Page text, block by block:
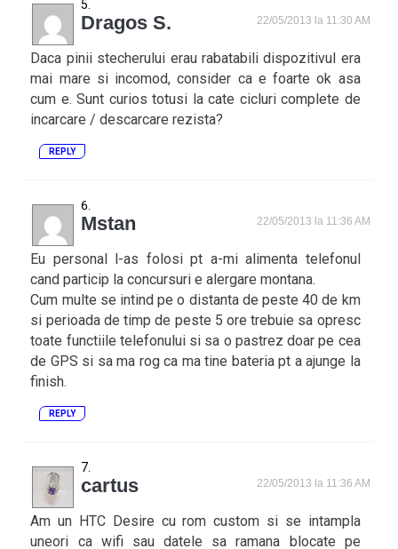
Dragos S. 22/05/2013 la 11:30 AM
Daca pinii stecherului erau rabatabili dispozitivul era
mai mare si incomod, consider ca e foarte ok asa
cum e. Sunt curios totusi la cate cicluri complete de
incarcare / descarcare rezista?
REPLY
Mstan 22/05/2013 la 11:36 AM
Eu personal l-as folosi pt a-mi alimenta telefonul
cand particip la concursuri e alergare montana.
Cum multe se intind pe o distanta de peste 40 de km
si perioada de timp de peste 5 ore trebuie sa opresc
toate functiile telefonului si sa o pastrez doar pe cea
de GPS si sa ma rog ca ma tine bateria pt a ajunge la
finish.
REPLY
cartus 22/05/2013 la 11:36 AM
Am un HTC Desire cu rom custom si se intampla
uneori ca wifi sau datele sa ramana blocate pe